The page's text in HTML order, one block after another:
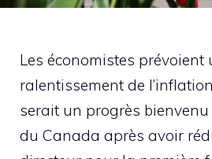
Les économistes prévoient
ralentissement de
serait un progrès
du Canada après avoir